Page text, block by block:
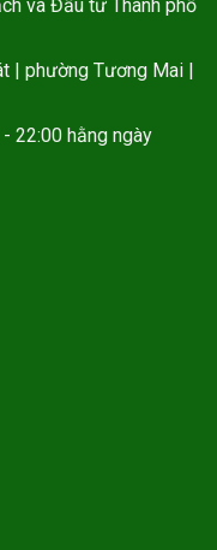
và Đầu tư Thành phố
| phường Tương Mai |
22:00 hằng ngày